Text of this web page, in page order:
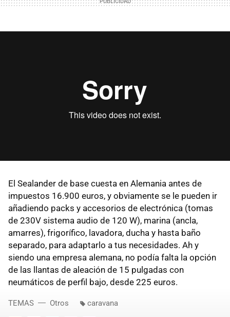
El Sealander de base cuesta en Alemania antes de
impuestos 16.900 euros, y obviamente se le pueden ir
añadiendo packs y accesorios de electrónica (tomas
de 230V sistema audio de 120 W), marina (ancla,
amarres), frigorífico, lavadora, ducha y hasta baño
separado, para adaptarlo a tus necesidades. Ah y
siendo una empresa alemana, no podía falta la opción
de las llantas de aleación de 15 pulgadas con
neumáticos de perfil bajo, desde 225 euros.
TEMAS Otros caravana